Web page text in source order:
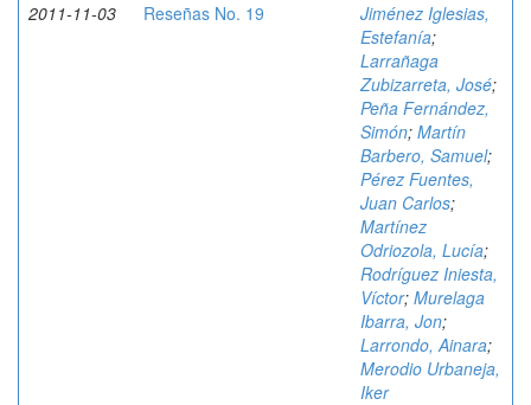
2011-11-03
Reseñas No. 19
Jiménez Iglesias,
Estefanía;
Larrañaga
Zubizarreta, José;
Peña Fernández,
Simón; Martín
Barbero, Samuel;
Pérez Fuentes,
Juan Carlos;
Martínez
Odriozola, Lucía;
Rodríguez Iniesta,
Víctor; Murelaga
Ibarra, Jon;
Larrondo, Ainara;
Merodio Urbaneja,
Iker